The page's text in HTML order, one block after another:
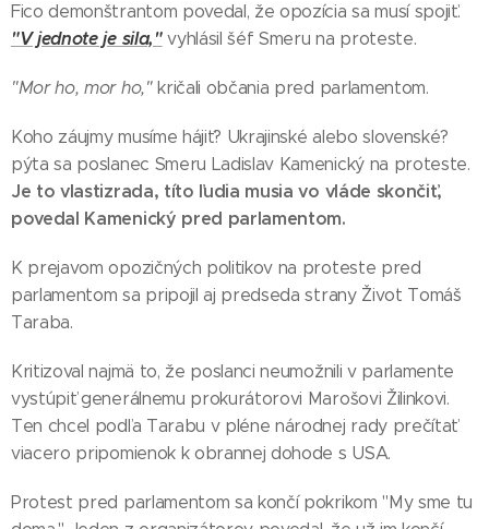
Fico demonštrantom povedal, že opozícia sa musí spojiť.
"V jednote je sila," vyhlásil šéf Smeru na proteste.
"Mor ho, mor ho,"kričali občania pred parlamentom.
Koho záujmy musíme hájiť? Ukrajinské alebo slovenské?
pýta sa poslanec Smeru Ladislav Kamenický na proteste.
Je to vlastizrada, títo ľudia musia vo vláde skončiť,
povedal Kamenický pred parlamentom.
K prejavom opozičných politikov na proteste pred
parlamentom sa pripojil aj predseda strany Život Tomáš
Taraba.
Kritizoval najmä to, že poslanci neumožnili v parlamente
vystúpiť generálnemu prokurátorovi Marošovi Žilinkovi.
Ten chcel podľa Tarabu v pléne národnej rady prečítať
viacero pripomienok k obrannej dohode s USA.
Protest pred parlamentom sa končí pokrikom "My sme tu